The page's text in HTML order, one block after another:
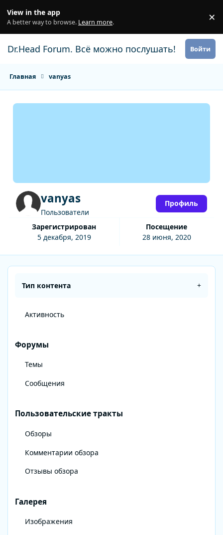
View in the app
A better way to browse. Learn more. ×
Dr.Head Forum. Всё можно послушать! Войти
Главная vanyas
vanyas
Пользователи
Зарегистрирован
5 декабря, 2019
Посещение
28 июня, 2020
Профиль
Тип контента
Активность
Форумы
Темы
Сообщения
Пользовательские тракты
Обзоры
Комментарии обзора
Отзывы обзора
Галерея
Изображения